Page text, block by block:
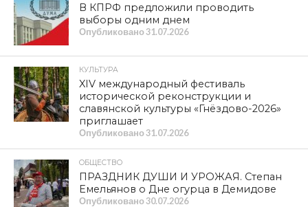
В КПРФ предложили проводить
выборы одним днем
Опубликовано31.07.2026
КУЛЬТУРА
XIV международный фестиваль
исторической реконструкции и
славянской культуры «Гнёздово-2026»
приглашает
Опубликовано31.07.2026
ОБЩЕСТВО
ПРАЗДНИК ДУШИ И УРОЖАЯ. Степан
Емельянов о Дне огурца в Демидове
Опубликовано30.07.2026